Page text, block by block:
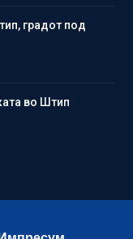
градот под
во Штип